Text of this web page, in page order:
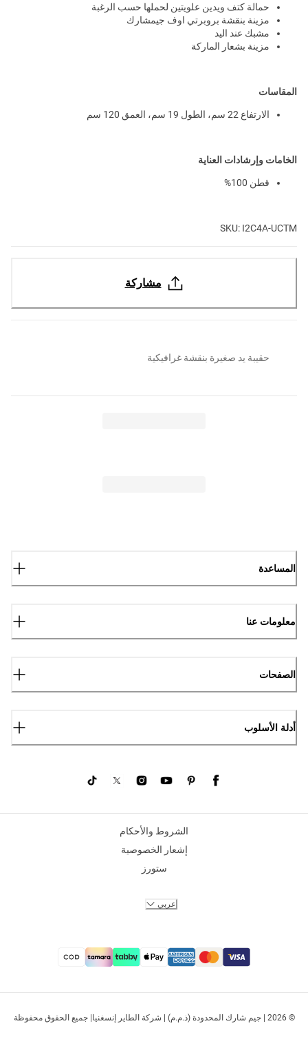
حمالة كتف ويدين علويتين لحملها حسب الرغبة
مزينة بنقشة بروبرتي اوف جيمشارك
مشبك عند اليد
مزينة بشعار الماركة
المقاسات
الارتفاع 22 سم، الطول 19 سم، العمق 120 سم
الخامات وإرشادات العناية
قطن 100%
SKU: I2C4A-UCTM
مشاركة
حقيبة يد صغيرة بنقشة غرافيكية
المساعدة
معلومات عنا
الصفحات
أدلة الأسلوب
© 2026 | جيم شارك المحدودة (ذ.م.م) | شركة الطاير إنسغنيا| جميع الحقوق محفوظة
الشروط والأحكام
إشعار الخصوصية
ستورز
عربي